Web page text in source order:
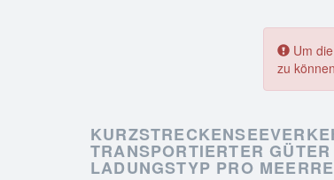
Um
zu
TRANSPORTIERTER
LADUNGSTYP PRO